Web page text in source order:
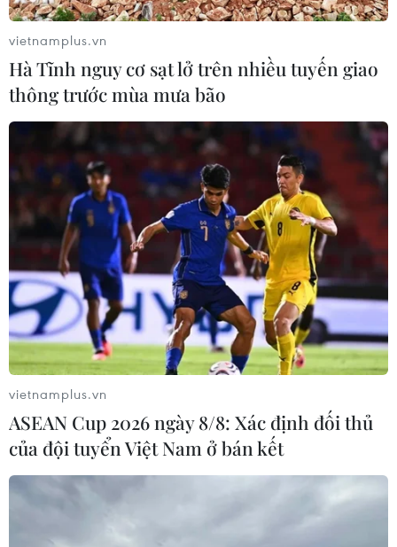
vietnamplus.vn
Hà Tĩnh nguy cơ sạt lở trên nhiều tuyến giao
thông trước mùa mưa bão
vietnamplus.vn
ASEAN Cup 2026 ngày 8/8: Xác định đối thủ
của đội tuyển Việt Nam ở bán kết